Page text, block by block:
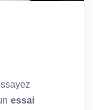
essai